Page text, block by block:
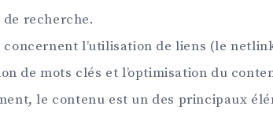
recherche.
concernent l’utilisation de liens (le
de mots clés et l’optimisation du
le contenu est un des principaux